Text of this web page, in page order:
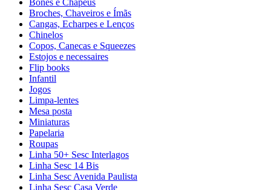
Broches, Chaveiros e Ímãs
Cangas, Echarpes e Lenços
Chinelos
Copos, Canecas e Squeezes
Estojos e necessaires
Flip books
Infantil
Jogos
Limpa-lentes
Mesa posta
Miniaturas
Papelaria
Roupas
Linha 50+ Sesc Interlagos
Linha Sesc 14 Bis
Linha Sesc Avenida Paulista
Linha Sesc Casa Verde